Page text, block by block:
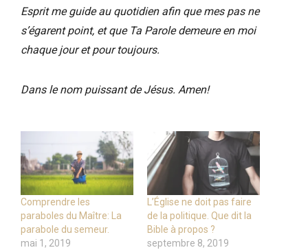
Esprit me guide au quotidien afin que mes pas ne
s’égarent point, et que Ta Parole demeure en moi
chaque jour et pour toujours.
Dans le nom puissant de Jésus. Amen!
Comprendre les
paraboles du Maître: La
parabole du semeur.
mai 1, 2019
L’Église ne doit pas faire
de la politique. Que dit la
Bible à propos ?
septembre 8, 2019